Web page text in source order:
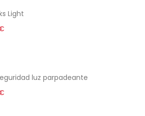
Light
luz parpadeante